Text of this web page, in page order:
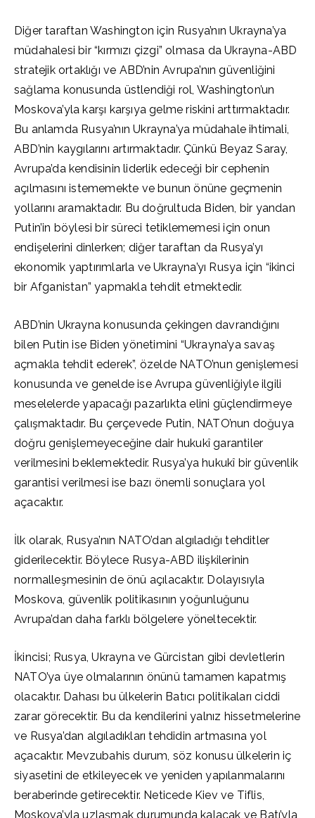
Diğer taraftan Washington için Rusya’nın Ukrayna’ya
müdahalesi bir “kırmızı çizgi” olmasa da Ukrayna-ABD
stratejik ortaklığı ve ABD’nin Avrupa’nın güvenliğini
sağlama konusunda üstlendiği rol, Washington’un
Moskova’yla karşı karşıya gelme riskini arttırmaktadır.
Bu anlamda Rusya’nın Ukrayna’ya müdahale ihtimali,
ABD’nin kaygılarını artırmaktadır. Çünkü Beyaz Saray,
Avrupa’da kendisinin liderlik edeceği bir cephenin
açılmasını istememekte ve bunun önüne geçmenin
yollarını aramaktadır. Bu doğrultuda Biden, bir yandan
Putin’in böylesi bir süreci tetiklememesi için onun
endişelerini dinlerken; diğer taraftan da Rusya’yı
ekonomik yaptırımlarla ve Ukrayna’yı Rusya için “ikinci
bir Afganistan” yapmakla tehdit etmektedir.
ABD’nin Ukrayna konusunda çekingen davrandığını
bilen Putin ise Biden yönetimini “Ukrayna’ya savaş
açmakla tehdit ederek”, özelde NATO’nun genişlemesi
konusunda ve genelde ise Avrupa güvenliğiyle ilgili
meselelerde yapacağı pazarlıkta elini güçlendirmeye
çalışmaktadır. Bu çerçevede Putin, NATO’nun doğuya
doğru genişlemeyeceğine dair hukukî garantiler
verilmesini beklemektedir. Rusya’ya hukukî bir güvenlik
garantisi verilmesi ise bazı önemli sonuçlara yol
açacaktır.
İlk olarak, Rusya’nın NATO’dan algıladığı tehditler
giderilecektir. Böylece Rusya-ABD ilişkilerinin
normalleşmesinin de önü açılacaktır. Dolayısıyla
Moskova, güvenlik politikasının yoğunluğunu
Avrupa’dan daha farklı bölgelere yöneltecektir.
İkincisi; Rusya, Ukrayna ve Gürcistan gibi devletlerin
NATO’ya üye olmalarının önünü tamamen kapatmış
olacaktır. Dahası bu ülkelerin Batıcı politikaları ciddi
zarar görecektir. Bu da kendilerini yalnız hissetmelerine
ve Rusya’dan algıladıkları tehdidin artmasına yol
açacaktır. Mevzubahis durum, söz konusu ülkelerin iç
siyasetini de etkileyecek ve yeniden yapılanmalarını
beraberinde getirecektir. Neticede Kiev ve Tiflis,
Moskova’yla uzlaşmak durumunda kalacak ve Batı’yla